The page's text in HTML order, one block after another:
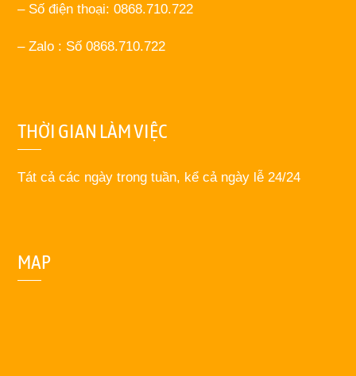
– Số điện thoại: 0868.710.722
– Zalo : Số 0868.710.722
THỜI GIAN LÀM VIỆC
Tát cả các ngày trong tuần, kể cả ngày lễ 24/24
MAP